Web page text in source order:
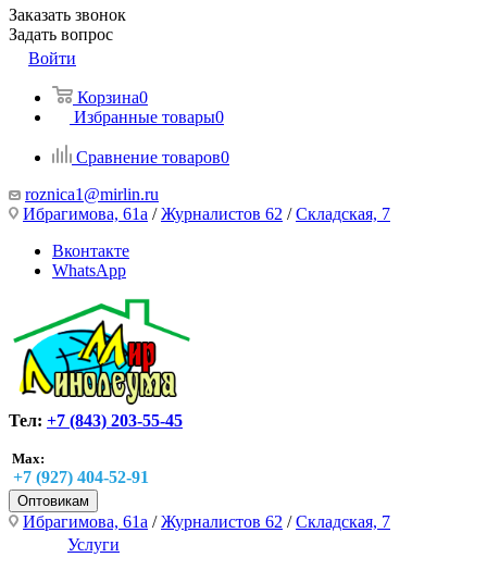
Заказать звонок
Задать вопрос
Войти
Корзина0
Избранные товары0
Сравнение товаров0
roznica1@mirlin.ru
Ибрагимова, 61а /Журналистов 62 /Складская, 7
Вконтакте
WhatsApp
Тел: +7 (843) 203-55-45
Max:
+7 (927) 404-52-91
Оптовикам
Ибрагимова, 61а /Журналистов 62 /Складская, 7
Услуги